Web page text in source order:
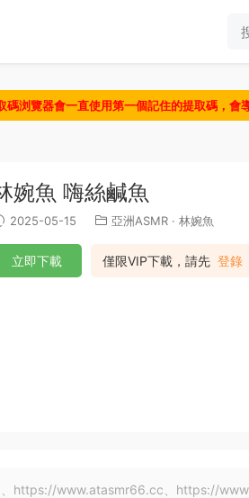
浏覽器會一直使用第一個記住的提取碼，
婉魚 嗨絲鹹魚
2025-05-15 亞洲ASMR · 林婉魚
僅限VIP下載，請先 登錄
立即下載
https://www.atasmr66.cc、https://